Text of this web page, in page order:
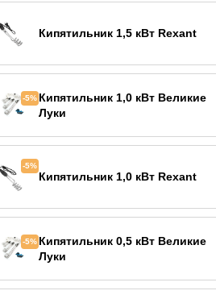
Кипятильник 1,5 кВт Rexant
-5%Кипятильник 1,0 кВт Великие
Луки
-5%
Кипятильник 1,0 кВт Rexant
-5%Кипятильник 0,5 кВт Великие
Луки